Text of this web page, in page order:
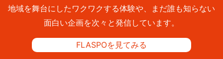
地域を舞台にしたワクワクする体験や、まだ誰も知らない
面白い企画を次々と発信しています。
FLASPOを見てみる